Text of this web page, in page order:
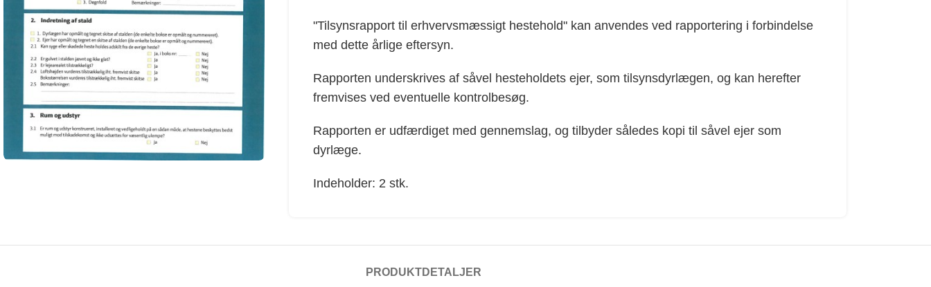
"Tilsynsrapport til erhvervsmæssigt hestehold" kan anvendes ved rapportering i forbindelse
med dette årlige eftersyn.
Rapporten underskrives af såvel hesteholdets ejer, som tilsynsdyrlægen, og kan herefter
fremvises ved eventuelle kontrolbesøg.
Rapporten er udfærdiget med gennemslag, og tilbyder således kopi til såvel ejer som
dyrlæge.
Indeholder: 2 stk.
PRODUKTDETALJER